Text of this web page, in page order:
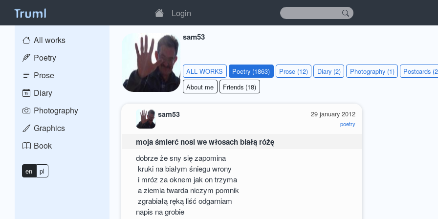
Login
All works
Poetry
Prose
Diary
Photography
Graphics
Book
en pl
sam53
ALL WORKS Poetry (1863) Prose (12) Diary (2) Photography (1)
Postcards
About me
Friends (18)
29 january 2012
poetry
sam53
moja śmierć nosi we włosach białą różę
dobrze że sny się zapomina
kruki na białym śniegu wrony
i mróz za oknem jak on trzyma
a ziemia twarda niczym pomnik
zgrabiałą ręką liść odgarniam
napis na grobie